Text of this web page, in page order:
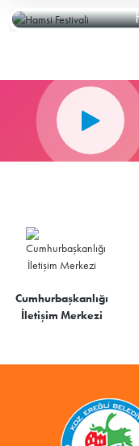
Cumhurbaşkanlığı
İletişim Merkezi